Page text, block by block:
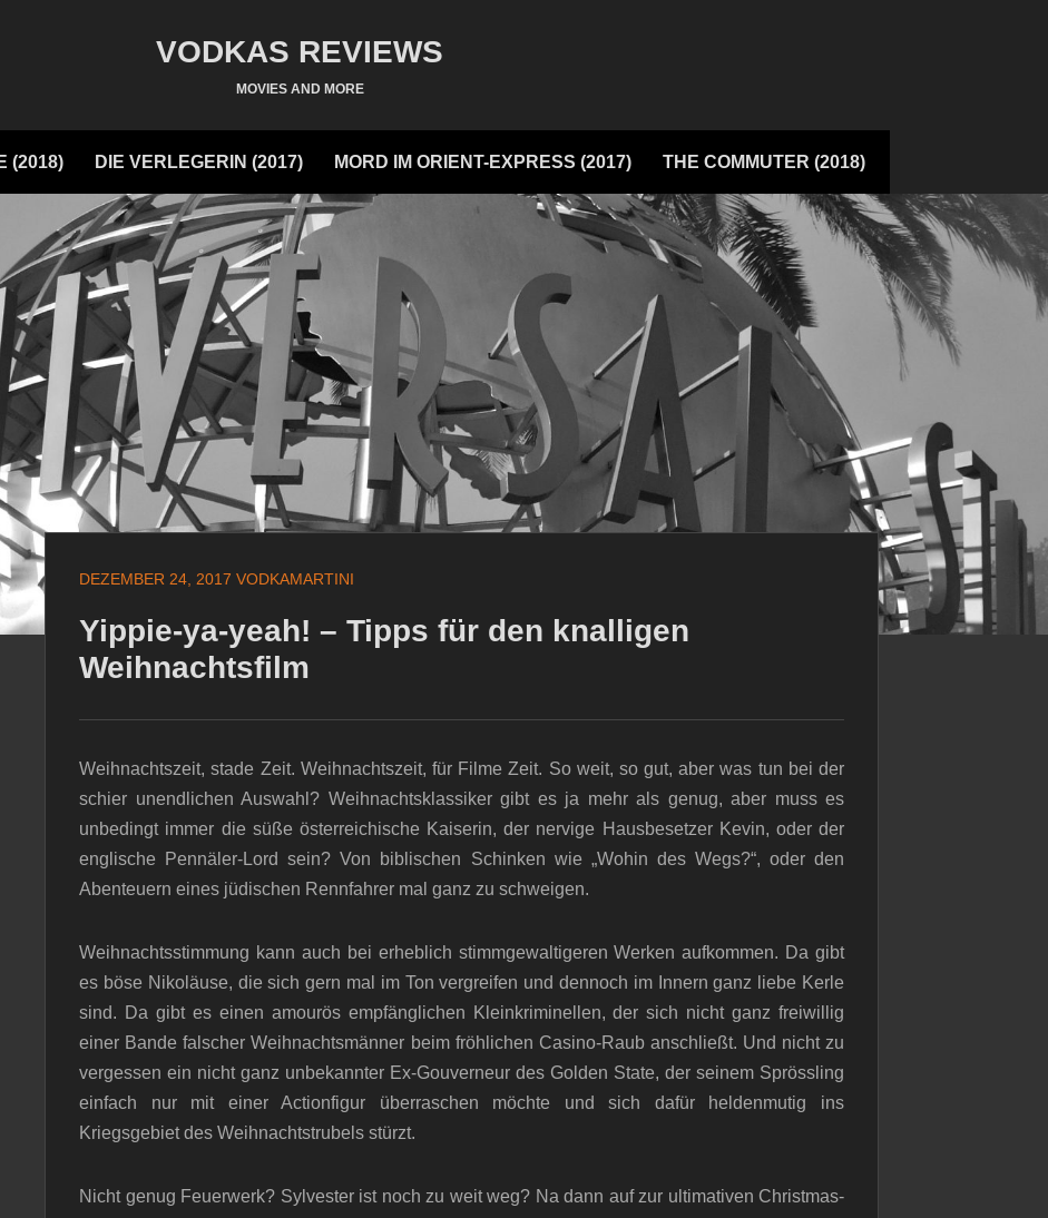
VODKAS REVIEWS
MOVIES AND MORE
(2018) DIE VERLEGERIN (2017) MORD IM ORIENT-EXPRESS (2017) THE COMMUTER (2018)
DEZEMBER 24, 2017 VODKAMARTINI
Yippie-ya-yeah! – Tipps für den knalligen
Weihnachtsfilm
Weihnachtszeit, stade Zeit. Weihnachtszeit, für Filme Zeit. So weit, so gut, aber was tun bei der
schier unendlichen Auswahl? Weihnachtsklassiker gibt es ja mehr als genug, aber muss es
unbedingt immer die süße österreichische Kaiserin, der nervige Hausbesetzer Kevin, oder der
englische Pennäler-Lord sein? Von biblischen Schinken wie „Wohin des Wegs?“, oder den
Abenteuern eines jüdischen Rennfahrer mal ganz zu schweigen.
Weihnachtsstimmung kann auch bei erheblich stimmgewaltigeren Werken aufkommen. Da gibt
es böse Nikoläuse, die sich gern mal im Ton vergreifen und dennoch im Innern ganz liebe Kerle
sind. Da gibt es einen amourös empfänglichen Kleinkriminellen, der sich nicht ganz freiwillig
einer Bande falscher Weihnachtsmänner beim fröhlichen Casino-Raub anschließt. Und nicht zu
vergessen ein nicht ganz unbekannter Ex-Gouverneur des Golden State, der seinem Sprössling
einfach nur mit einer Actionfigur überraschen möchte und sich dafür heldenmutig ins
Kriegsgebiet des Weihnachtstrubels stürzt.
Nicht genug Feuerwerk? Sylvester ist noch zu weit weg? Na dann auf zur ultimativen Christmas-